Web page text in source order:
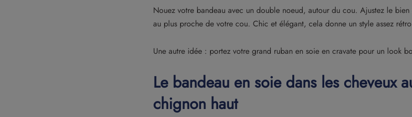
Nouez votre bandeau avec un double noeud, autour du cou. Ajustez le
au plus proche de votre cou. Chic et élégant, cela donne un style assez
Une autre idée : portez votre grand ruban en soie en cravate pour un look
Le bandeau en soie dans les cheveux
chignon haut